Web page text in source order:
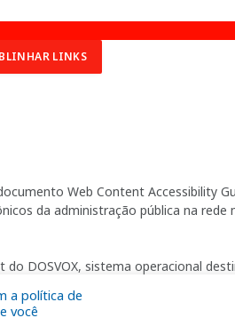
a política de
você
LINKS
Web Content Accessibility
da administração pública na
DOSVOX, sistema operacional